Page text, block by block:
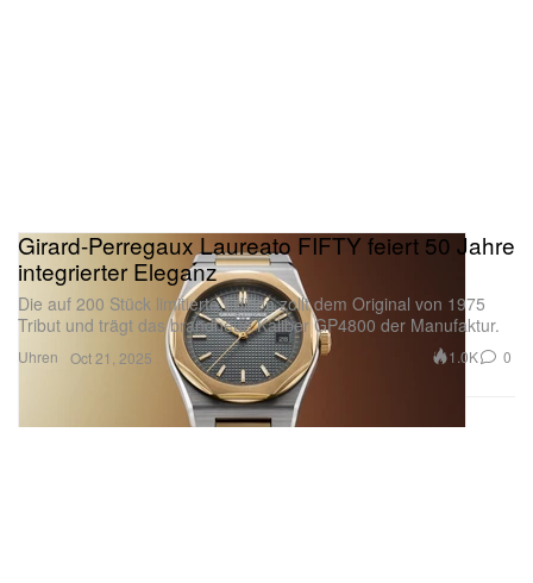
Uhren
Girard-Perregaux Laureato FIFTY feiert 50 Jahre
integrierter Eleganz
Die auf 200 Stück limitierte Edition zollt dem Original von 1975
Tribut und trägt das brandneue Kaliber GP4800 der Manufaktur.
Oct 21, 2025 1.0K 0